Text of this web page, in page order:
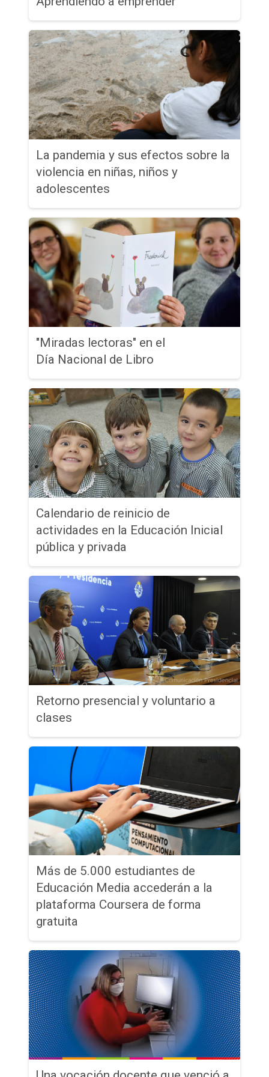
La pandemia y sus efectos sobre la
violencia en niñas, niños y
adolescentes
"Miradas lectoras" en el
Día Nacional de Libro
Calendario de reinicio de
actividades en la Educación Inicial
pública y privada
Retorno presencial y voluntario a
clases
Más de 5.000 estudiantes de
Educación Media accederán a la
plataforma Coursera de forma
gratuita